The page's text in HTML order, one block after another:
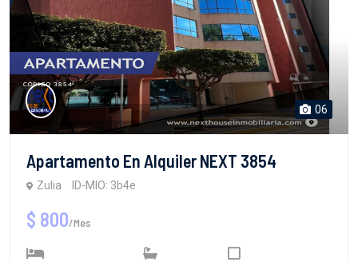
06
Apartamento En Alquiler NEXT 3854
Zulia ID-MIO: 3b4e
$ 800/Mes